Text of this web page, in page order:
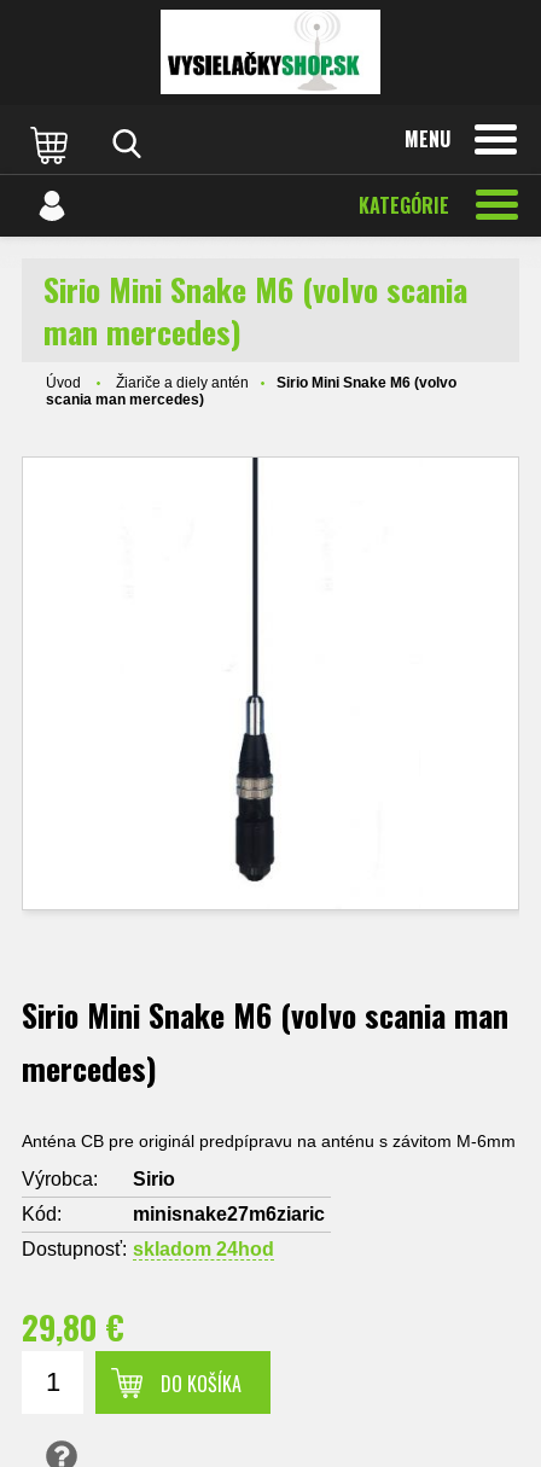
MENU
KATEGÓRIE
Sirio Mini Snake M6 (volvo scania
man mercedes)
Úvod Žiariče a diely antén
Sirio Mini Snake M6 (volvo
scania man mercedes)
Sirio Mini Snake M6 (volvo scania man
mercedes)
Anténa CB pre originál predpípravu na anténu s závitom M-6mm
Výrobca:
Sirio
Kód:
minisnake27m6ziaric
Dostupnosť: skladom 24hod
29,80 €
DO KOŠÍKA